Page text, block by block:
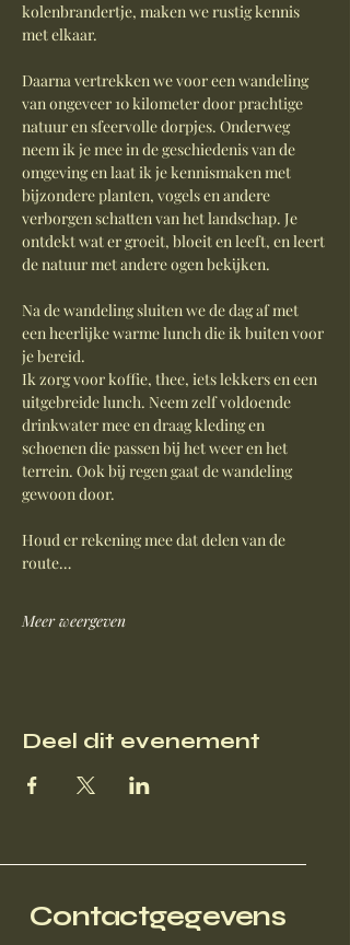
kolenbrandertje, maken we rustig kennis
met elkaar.
Daarna vertrekken we voor een wandeling
van ongeveer 10 kilometer door prachtige
natuur en sfeervolle dorpjes. Onderweg
neem ik je mee in de geschiedenis van de
omgeving en laat ik je kennismaken met
bijzondere planten, vogels en andere
verborgen schatten van het landschap. Je
ontdekt wat er groeit, bloeit en leeft, en leert
de natuur met andere ogen bekijken.
Na de wandeling sluiten we de dag af met
een heerlijke warme lunch die ik buiten voor
je bereid.
Ik zorg voor koffie, thee, iets lekkers en een
uitgebreide lunch. Neem zelf voldoende
drinkwater mee en draag kleding en
schoenen die passen bij het weer en het
terrein. Ook bij regen gaat de wandeling
gewoon door.
Houd er rekening mee dat delen van de
route…
Meer weergeven
Deel dit evenement
Contactgegevens